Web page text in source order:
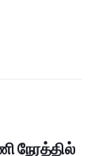
நேரத்தில்